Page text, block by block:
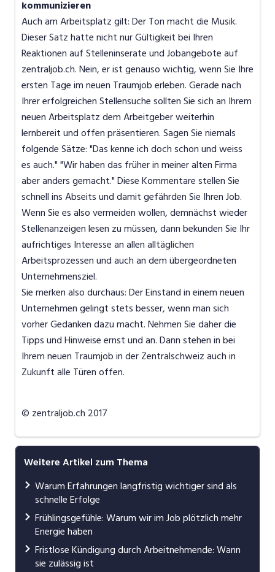
kommunizieren
Auch am Arbeitsplatz gilt: Der Ton macht die Musik.
Dieser Satz hatte nicht nur Gültigkeit bei Ihren
Reaktionen auf Stelleninserate und Jobangebote auf
zentraljob.ch. Nein, er ist genauso wichtig, wenn Sie Ihre
ersten Tage im neuen Traumjob erleben. Gerade nach
Ihrer erfolgreichen Stellensuche sollten Sie sich an Ihrem
neuen Arbeitsplatz dem Arbeitgeber weiterhin
lernbereit und offen präsentieren. Sagen Sie niemals
folgende Sätze: "Das kenne ich doch schon und weiss
es auch." "Wir haben das früher in meiner alten Firma
aber anders gemacht." Diese Kommentare stellen Sie
schnell ins Abseits und damit gefährden Sie Ihren Job.
Wenn Sie es also vermeiden wollen, demnächst wieder
Stellenanzeigen lesen zu müssen, dann bekunden Sie Ihr
aufrichtiges Interesse an allen alltäglichen
Arbeitsprozessen und auch an dem übergeordneten
Unternehmensziel.
Sie merken also durchaus: Der Einstand in einem neuen
Unternehmen gelingt stets besser, wenn man sich
vorher Gedanken dazu macht. Nehmen Sie daher die
Tipps und Hinweise ernst und an. Dann stehen in bei
Ihrem neuen Traumjob in der Zentralschweiz auch in
Zukunft alle Türen offen.
© zentraljob.ch 2017
Weitere Artikel zum Thema
Warum Erfahrungen langfristig wichtiger sind als
schnelle Erfolge
Frühlingsgefühle: Warum wir im Job plötzlich mehr
Energie haben
Fristlose Kündigung durch Arbeitnehmende: Wann
sie zulässig ist